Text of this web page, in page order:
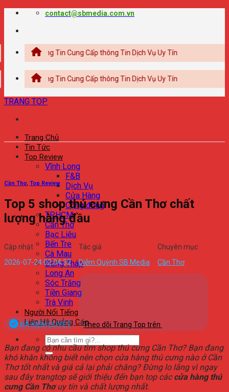
Chuyển
contact@sbmedia.com.vn
Tin Cung Cấp thông Tin Dịch Vụ Uy Tín
Tin Cung Cấp thông Tin Dịch Vụ Uy Tín
TRANG TOP
Trang Chủ
Tin Tức
Top Review
Vĩnh Long
F&B
Dịch Vụ
Cửa Hàng
Cộng đồng
TPHCM
Cần Thơ
Bạc Liêu
Bến Tre
Cà Mau
Đồng Tháp
Long An
Sóc Trăng
Tiền Giang
Trà Vinh
Người Nổi Tiếng
Liên Hệ Quảng Cáo
Cần Thơ, Top Review
Top 5 shop thú cưng Cần Thơ chất
lượng hàng đầu
Cập nhật
2026-07-24 02:04:32
Tác giả
Diễm Quỳnh SB Media
Chuyên mục
Cần Thơ
ĐÃ KIỂM DUYỆT Theo dõi Trang Top trên
Bạn đang có nhu cầu tìm shop thú cưng Cần Thơ? Bạn đang
khó khăn không biết nên chọn cửa hàng thú cưng nào ở Cần
Thơ tốt nhất và giá cả lại phải chăng? Đừng lo lắng vì ngay
sau đây trangtop sẽ giới thiệu đến bạn top cáccửa hàng thú
cưng Cần Thơuy tín và chất lượng nhất.